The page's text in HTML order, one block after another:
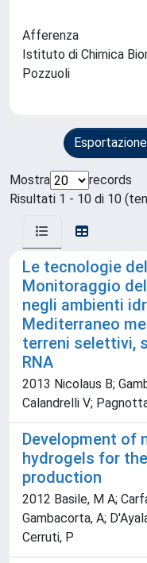
Afferenza
Istituto di Chimica
Pozzuoli
Esportazione
Mostra
records
Risultati 1 - 10 di 10
Le tecnologie
Monitoraggio
negli ambienti
Mediterraneo
terreni selettivi,
RNA
2013 Nicolaus B;
Calandrelli V;
Development of
hydrogels for
production
2012 Basile, M A;
Gambacorta, A;
Cerruti, P